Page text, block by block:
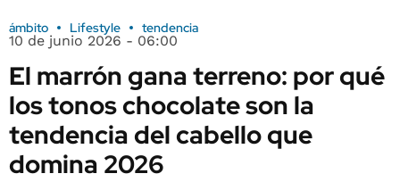
ámbito Lifestyle tendencia
10 de junio 2026 - 06:00
El marrón gana terreno: por qué
los tonos chocolate son la
tendencia del cabello que
domina 2026